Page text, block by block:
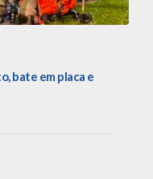
bate em placa e